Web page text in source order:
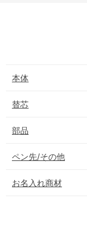
本体
替芯
部品
ペン先/その他
お名入れ商材